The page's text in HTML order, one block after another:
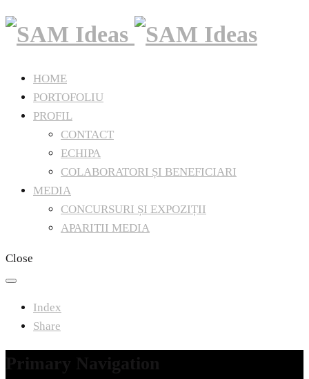
HOME
PORTOFOLIU
PROFIL
CONTACT
ECHIPA
COLABORATORI ȘI BENEFICIARI
MEDIA
CONCURSURI ȘI EXPOZIȚII
APARITII MEDIA
Close
Index
Share